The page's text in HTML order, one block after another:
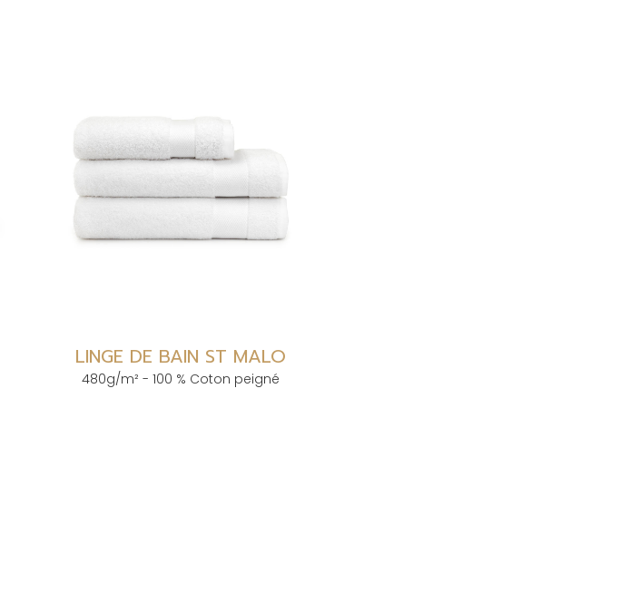
LINGE DE BAIN ST MALO
480g/m² - 100 % Coton peigné